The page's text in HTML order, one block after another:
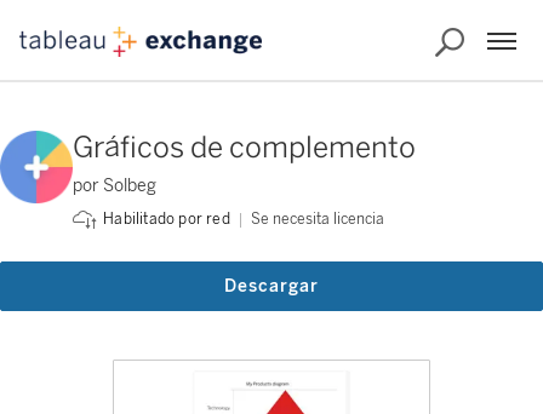
Gráficos de complemento
por Solbeg
Habilitado por red Se necesita licencia
Descargar